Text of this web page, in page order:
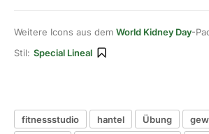
Weitere Icons aus dem World Kidney Day-
Stil: Special Lineal
fitnessstudio hantel Übung